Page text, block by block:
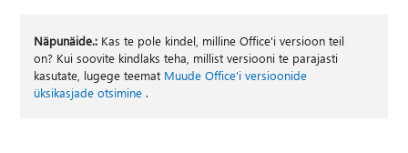
Näpunäide.: Kas te pole kindel, milline Office'i versioon teil
on? Kui soovite kindlaks teha, millist versiooni te parajasti
kasutate, lugege teemat Muude Office'i versioonide
üksikasjade otsimine.